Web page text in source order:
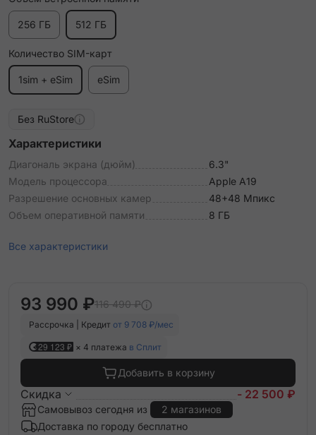
256 ГБ 512 ГБ
Количество SIM-карт
1sim + eSim eSim
Без RuStore
Характеристики
Диагональ экрана (дюйм)
6.3"
Модель процессора
Apple A19
Разрешение основных камер
48+48 Мпикс
Объем оперативной памяти
8 ГБ
Все характеристики
93 990 ₽116 490 ₽
Рассрочка | Кредит от 9 708 ₽/мес
29 123 ₽ × 4 платежа в Сплит
Добавить в корзину
Скидка - 22 500 ₽
Самовывоз сегодня из
2 магазинов
Доставка по городу бесплатно